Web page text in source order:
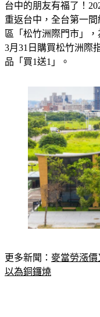
台中的朋友有福了！
重返台中，全台第一
區「松竹洲際門市」
3月31日購買松竹洲際
品「買1送1」。
更多新聞： 麥當勞漲價
以為銅鑼燒